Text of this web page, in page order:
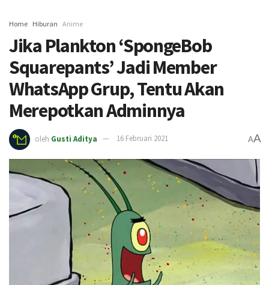
Home Hiburan Anime
Jika Plankton ‘SpongeBob
Squarepants’ Jadi Member
WhatsApp Grup, Tentu Akan
Merepotkan Adminnya
oleh Gusti Aditya 16 Februari 2021 AA